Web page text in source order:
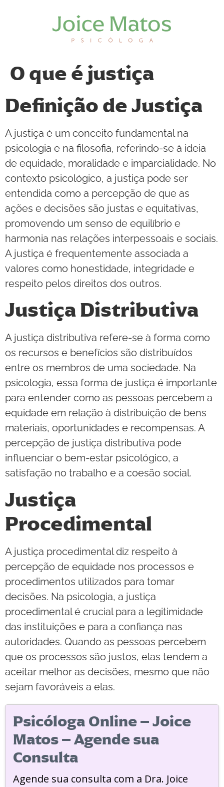
O que é justiça
Definição de Justiça
A justiça é um conceito fundamental na
psicologia e na filosofia, referindo-se à ideia
de equidade, moralidade e imparcialidade. No
contexto psicológico, a justiça pode ser
entendida como a percepção de que as
ações e decisões são justas e equitativas,
promovendo um senso de equilíbrio e
harmonia nas relações interpessoais e sociais.
A justiça é frequentemente associada a
valores como honestidade, integridade e
respeito pelos direitos dos outros.
Justiça Distributiva
A justiça distributiva refere-se à forma como
os recursos e benefícios são distribuídos
entre os membros de uma sociedade. Na
psicologia, essa forma de justiça é importante
para entender como as pessoas percebem a
equidade em relação à distribuição de bens
materiais, oportunidades e recompensas. A
percepção de justiça distributiva pode
influenciar o bem-estar psicológico, a
satisfação no trabalho e a coesão social.
Justiça
Procedimental
A justiça procedimental diz respeito à
percepção de equidade nos processos e
procedimentos utilizados para tomar
decisões. Na psicologia, a justiça
procedimental é crucial para a legitimidade
das instituições e para a confiança nas
autoridades. Quando as pessoas percebem
que os processos são justos, elas tendem a
aceitar melhor as decisões, mesmo que não
sejam favoráveis a elas.
Psicóloga Online – Joice
Matos – Agende sua
Consulta
Agende sua consulta com a Dra. Joice